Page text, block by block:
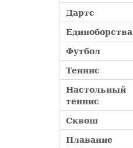
Дартс
Единоборства
Футбол
Теннис
Настольный
теннис
Сквош
Плавание